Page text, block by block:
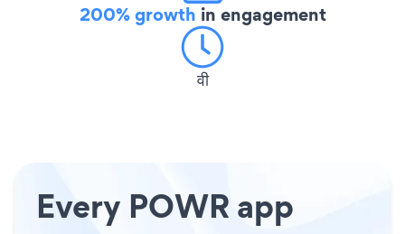
200% growth in engagement
वी
Every POWR app